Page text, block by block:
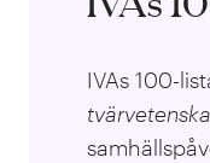
IVAs 100-